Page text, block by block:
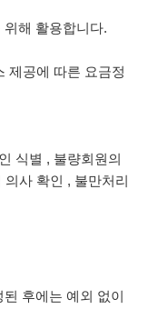
해 활용합니다.
제공에 따른 요금정
식별 , 불량회원의
사 확인 , 불만처리
후에는 예외 없이